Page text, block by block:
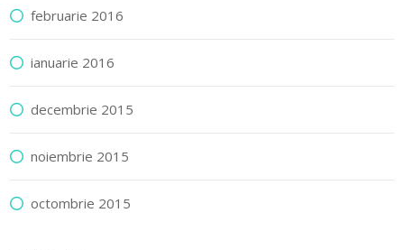
februarie 2016
ianuarie 2016
decembrie 2015
noiembrie 2015
octombrie 2015